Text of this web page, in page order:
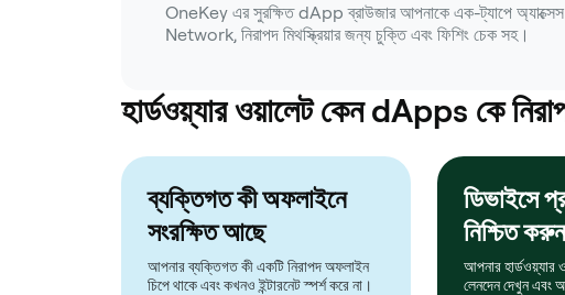
OneKey এর সুরক্ষিত dApp ব্রাউজার আপনাকে এক-ট্যাপে
Network, নিরাপদ মিথস্ক্রিয়ার জন্য চুক্তি এবং ফিশিং চেক সহ।
হার্ডওয়্যার ওয়ালেট কেন dApps কে
ব্যক্তিগত কী অফলাইনে
সংরক্ষিত আছে
আপনার ব্যক্তিগত কী একটি নিরাপদ অফলাইন
চিপে থাকে এবং কখনও ইন্টারনেট স্পর্শ করে না।
ডিভাইসে
নিশ্চিত করুন
আপনার হার্ডওয়্যার
লেনদেন দেখুন এবং